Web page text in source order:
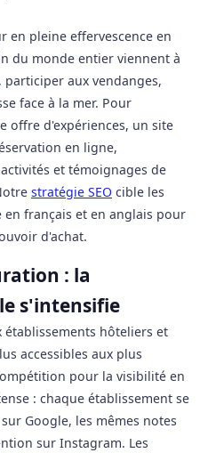
en pleine effervescence en
du monde entier viennent à
aux vendanges,
face à la mer. Pour
offre d'expériences, un site
en ligne,
et témoignages de
stratégie SEO cible les
français et en anglais pour
d'achat.
: la
s'intensifie
hôteliers et
accessibles aux plus
pour la visibilité en
: chaque établissement se
Google, les mêmes notes
sur Instagram. Les